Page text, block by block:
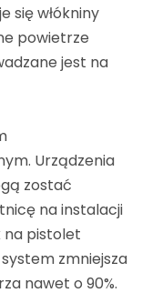
się włókniny
powietrze
jest na
Urządzenia
zostać
na instalacji
na pistolet
zmniejsza
nawet o 90%.